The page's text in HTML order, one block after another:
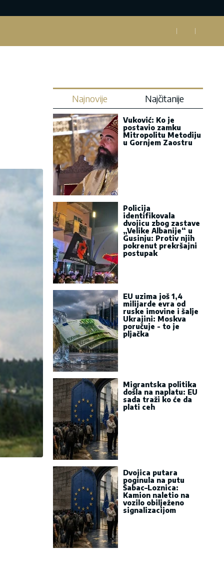
Najnovije Najčitanije
Vuković: Ko je
postavio zamku
Mitropolitu Metodiju
u Gornjem Zaostru
Policija
identifikovala
dvojicu zbog zastave
„Velike Albanije“ u
Gusinju: Protiv njih
pokrenut prekršajni
postupak
EU uzima još 1,4
milijarde evra od
ruske imovine i šalje
Ukrajini: Moskva
poručuje - to je
pljačka
Migrantska politika
došla na naplatu: EU
sada traži ko će da
plati ceh
Dvojica putara
poginula na putu
Šabac–Loznica:
Kamion naletio na
vozilo obilježeno
signalizacijom